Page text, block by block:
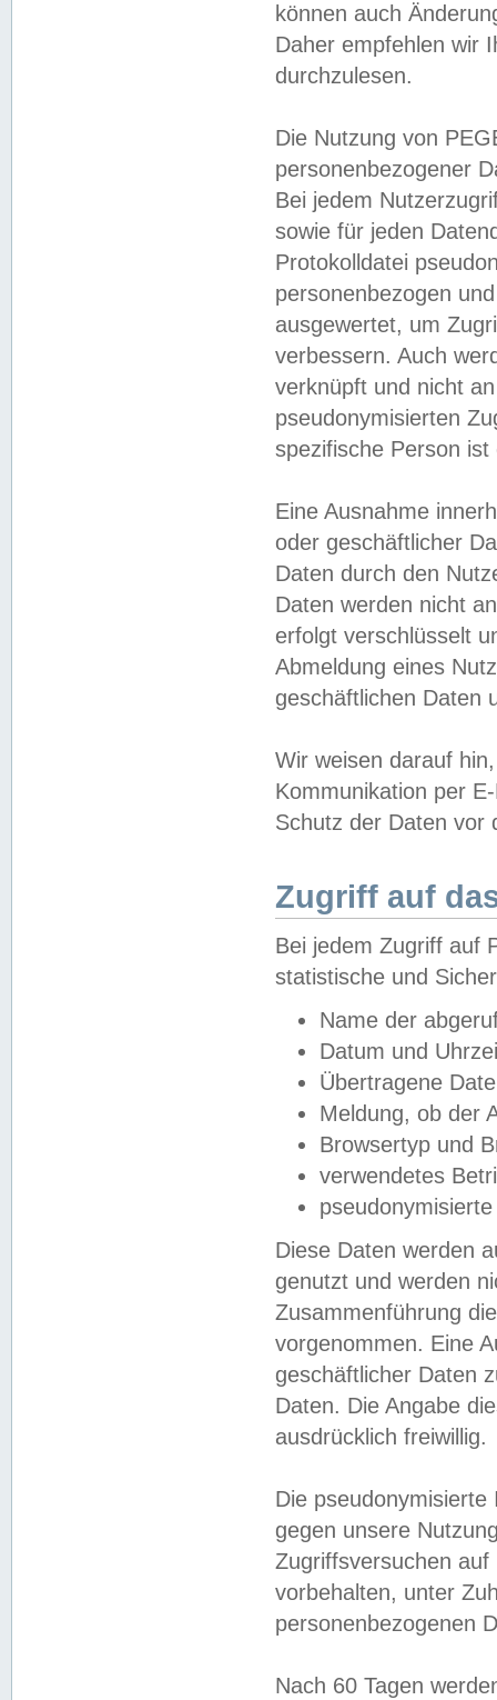
können auch
Daher empfehlen wir
durchzulesen.
Die Nutzung von
personenbezogener
Bei jedem
sowie für jeden
Protokolldatei
personenbezogen
ausgewertet, um
verbessern. Auch
verknüpft und nicht
pseudonymisierten
spezifische Person
Eine Ausnahme
oder geschäftlicher
Daten durch den
Daten werden nicht
erfolgt verschlüsselt
Abmeldung eines
geschäftlichen Daten
Wir weisen darauf
Kommunikation per
Schutz der Daten vor
Zugriff auf
Bei jedem Zugriff auf
statistische und
Name der
Datum und
Übertragene
Meldung, ob der
Browsertyp und
verwendetes
Diese Daten werden
genutzt und werden
Zusammenführung
vorgenommen. Eine
geschäftlicher Daten
Daten. Die Angabe
ausdrücklich freiwillig.
Die
gegen unsere
Zugriffsversuchen
vorbehalten, unter
personenbezogenen
Nach 60 Tagen